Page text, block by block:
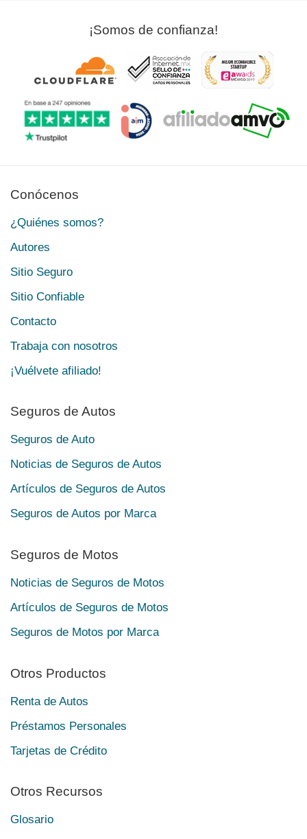
¡Somos de confianza!
Conócenos
¿Quiénes somos?
Autores
Sitio Seguro
Sitio Confiable
Contacto
Trabaja con nosotros
¡Vuélvete afiliado!
Seguros de Autos
Seguros de Auto
Noticias de Seguros de Autos
Artículos de Seguros de Autos
Seguros de Autos por Marca
Seguros de Motos
Noticias de Seguros de Motos
Artículos de Seguros de Motos
Seguros de Motos por Marca
Otros Productos
Renta de Autos
Préstamos Personales
Tarjetas de Crédito
Otros Recursos
Glosario